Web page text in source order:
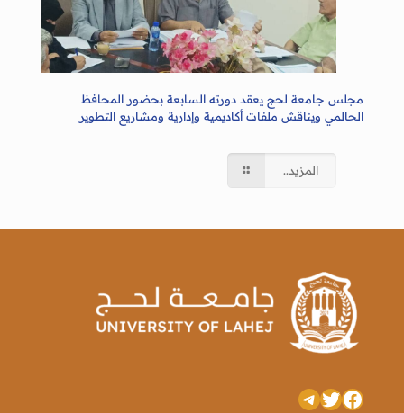
مجلس جامعة لحج يعقد دورته السابعة بحضور المحافظ
الحالمي ويناقش ملفات أكاديمية وإدارية ومشاريع التطوير
المزيد..
فيسبوك
تويترتيليجرام